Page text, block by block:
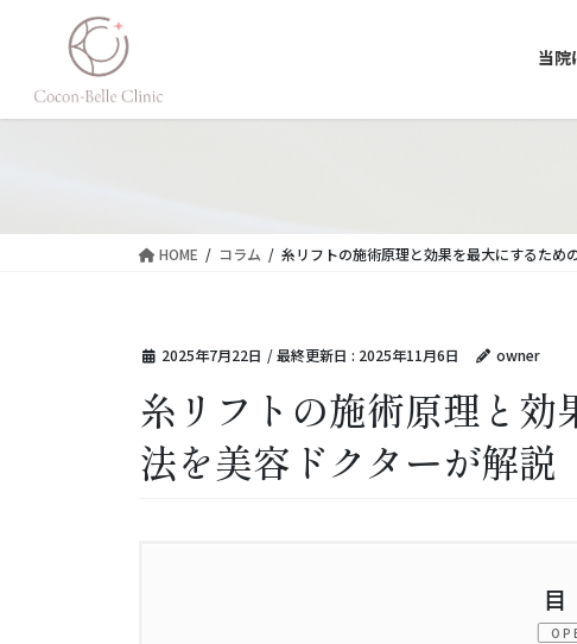
ツ
シ
移
当院
HOME コラム 糸リフトの施術原理と効果を最大にするため
2025年7月22日 / 最終更新日 : 2025年11月6日 owner
糸リフトの施術原理と
法を美容ドクターが解説